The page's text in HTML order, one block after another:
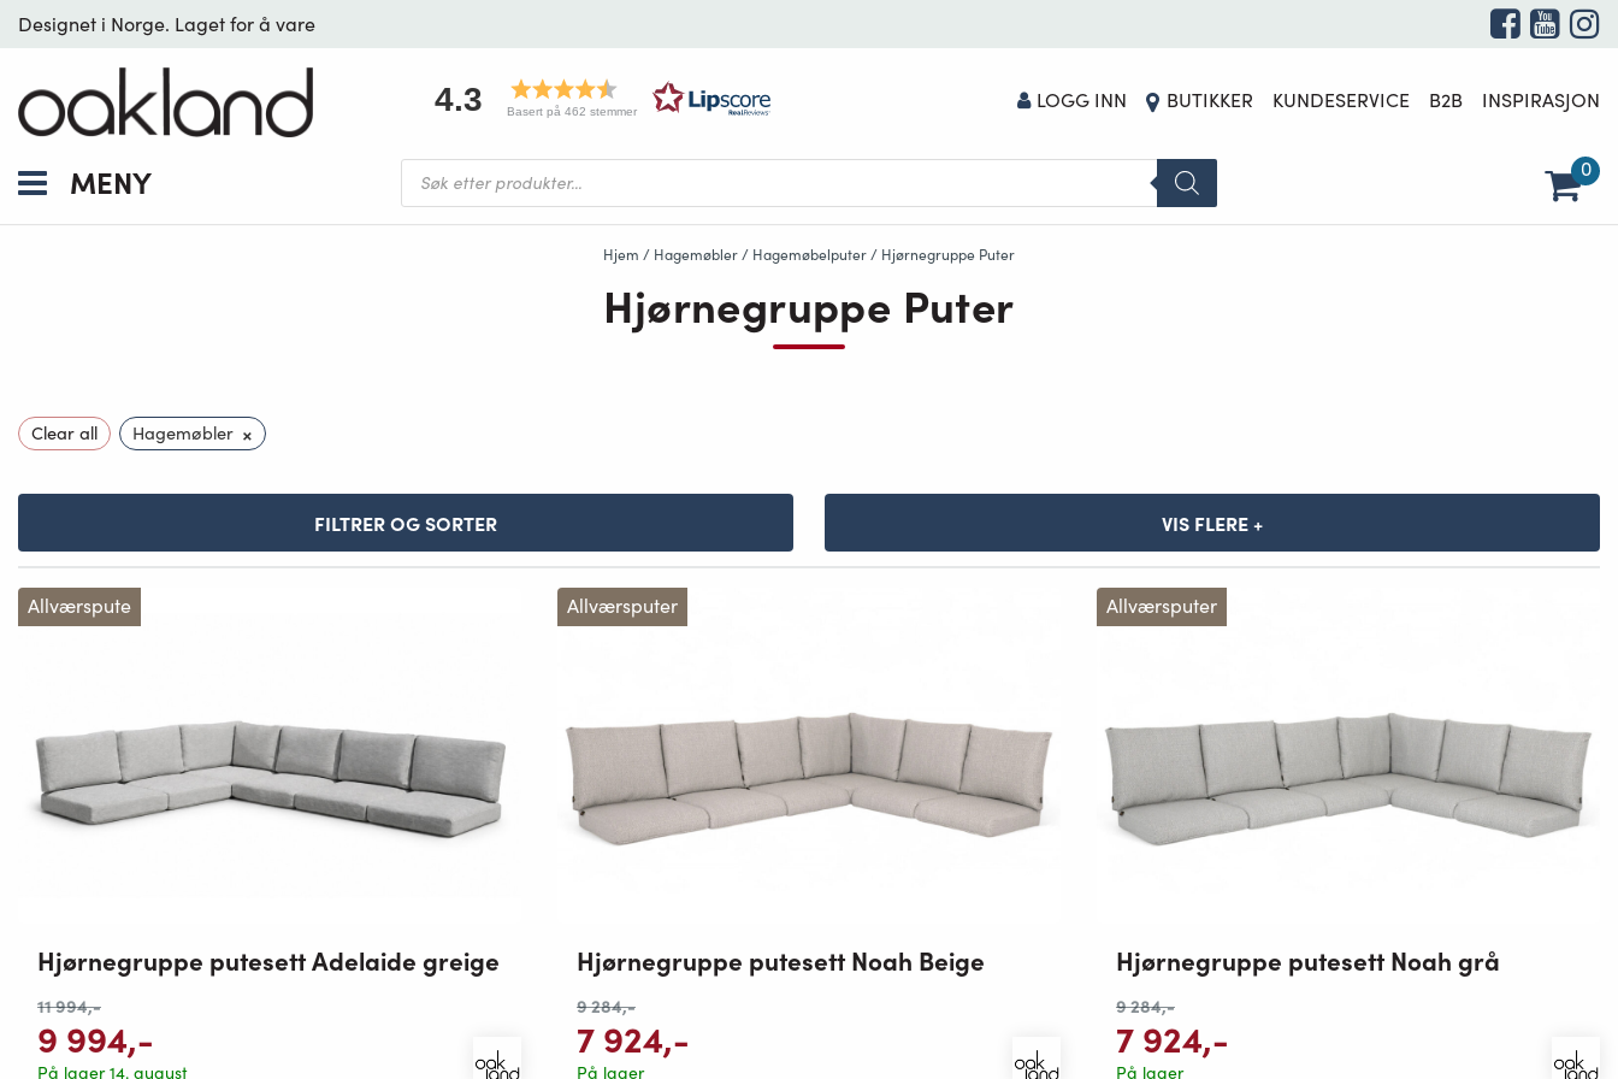
Designet i Norge. Laget for å vare
4.3 Basert på 462 stemmer LOGG INN BUTIKKER KUNDESERVICE B2B INSPIRASJON
MENY
Products
search
0
Hjem / Hagemøbler / Hagemøbelputer / Hjørnegruppe Puter
Hjørnegruppe Puter
Clear all Hagemøbler ×
FILTRER OG SORTER VIS FLERE +
Allværspute
Hjørnegruppe putesett Adelaide greige
11 994,-
9 994,-
På lager 14. august
Allværsputer
Hjørnegruppe putesett Noah Beige
9 284,-
7 924,-
På lager
Allværsputer
Hjørnegruppe putesett Noah grå
9 284,-
7 924,-
På lager